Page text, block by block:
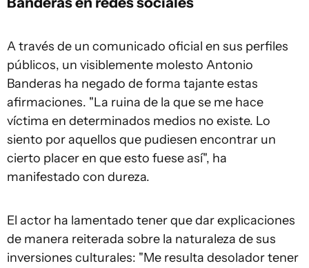
A través de un comunicado oficial en sus perfiles
públicos, un visiblemente molesto Antonio
Banderas ha negado de forma tajante estas
afirmaciones. "La ruina de la que se me hace
víctima en determinados medios no existe. Lo
siento por aquellos que pudiesen encontrar un
cierto placer en que esto fuese así", ha
manifestado con dureza.
El actor ha lamentado tener que dar explicaciones
de manera reiterada sobre la naturaleza de sus
inversiones culturales: "Me resulta desolador tener